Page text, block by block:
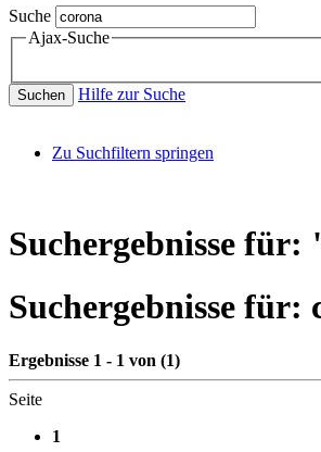
Suche
Ajax-Suche
Suchen Hilfe zur Suche
Zu Suchfiltern springen
Suchergebnisse für:
Suchergebnisse für:
Ergebnisse 1 - 1 von (1)
Seite
1